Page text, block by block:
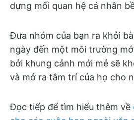
dựng mối quan hệ cá nhân
Đưa nhóm của bạn ra khỏi
ngày đến một môi trường
bởi khung cảnh mới mẻ sẽ
và mở ra tâm trí của họ cho
Đọc tiếp để tìm hiểu thêm về